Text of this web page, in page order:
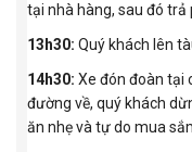
tại nhà hàng, sau đó trả
13h30: Quý khách lên
14h30: Xe đón đoàn tại
đường về, quý khách
ăn nhẹ và tự do mua